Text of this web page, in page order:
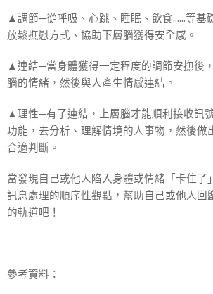
▲調節─從呼吸、心跳、睡眠、飲食……等基
放鬆撫慰方式、協助下層腦獲得安全感。
▲連結─當身體獲得一定程度的調節安撫後
腦的情緒，然後與人產生情感連結。
▲理性─有了連結，上層腦才能順利接收訊
功能，去分析、理解情境的人事物，然後做
合適判斷。
當發現自己或他人陷入身體或情緒「卡住了
訊息處理的順序性觀點，幫助自己或他人回
的軌道吧！
－
參考資料：